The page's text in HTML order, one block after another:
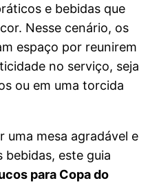
e bebidas que
Nesse cenário, os
espaço por reunirem
no serviço, seja
ou em uma torcida
uma mesa agradável e
bebidas, este guia
para Copa do